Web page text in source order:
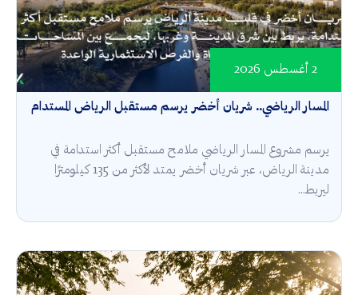
المسار الرياضي.. شريان أخضر يرسم مستقبل الرياض المستدام
2 أغسطس 2026
يرسم مشروع المسار الرياضي ملامح مستقبل أكثر استدامة في
مدينة الرياض، عبر شريان أخضر يمتد لأكثر من 135 كيلومترًا
ليربط...